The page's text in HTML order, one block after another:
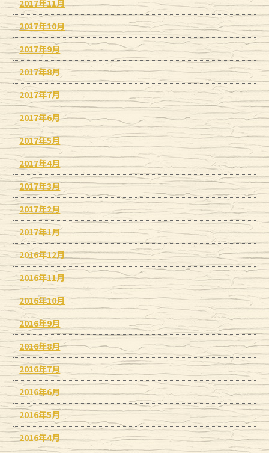
2017年11月
2017年10月
2017年9月
2017年8月
2017年7月
2017年6月
2017年5月
2017年4月
2017年3月
2017年2月
2017年1月
2016年12月
2016年11月
2016年10月
2016年9月
2016年8月
2016年7月
2016年6月
2016年5月
2016年4月